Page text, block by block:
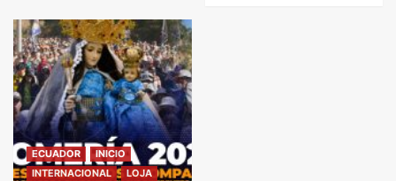
ECUADOR
INICIO
INTERNACIONAL
LOJA